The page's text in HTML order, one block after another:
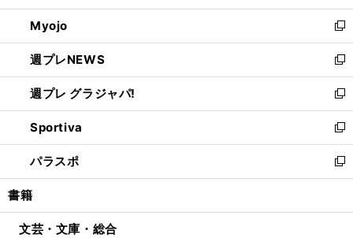
開
く
ウ
で
開
く
ン
ド
ウ
で
開
く
ウ
ィ
ン
ド
ウ
で
開
く
Myojo
新
し
い
ウ
ィ
ン
ド
ウ
で
開
週プレNEWS
新
し
い
ウ
ィ
ン
ド
ウ
開
週プレ グラジャパ!
新
し
い
ウ
ィ
ン
ウ
Sportiva
新
し
い
ウ
ン
パラスポ
新
し
ウ
書籍
文芸・文庫・総合